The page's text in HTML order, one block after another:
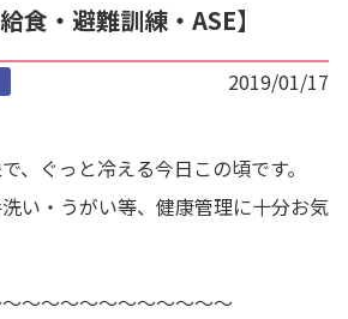
食・避難訓練・ASE】
2019/01/17
、ぐっと冷える今日この頃です。
い・うがい等、健康管理に十分お気
～～～～～～～～～～～